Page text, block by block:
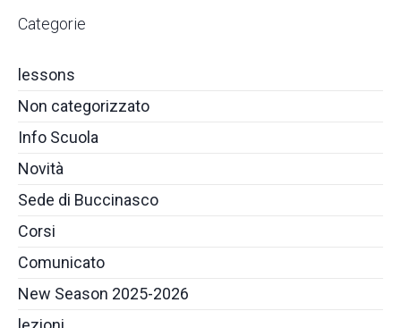
Categorie
lessons
Non categorizzato
Info Scuola
Novità
Sede di Buccinasco
Corsi
Comunicato
New Season 2025-2026